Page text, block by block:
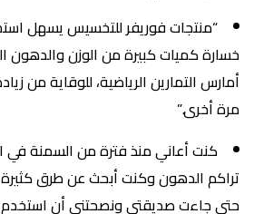
“منتجات فوريفر للتخسيس يسهل
خسارة كميات كبيرة من الوزن والدهون
أمارس التمارين الرياضية، للوقاية من
مرة أخرى.”
كنت أعاني منذ فترة من السمنة في
تراكم الدهون وكنت أبحث عن طرق
حتى جاءت صديقتي ونصحتني أن استخدم